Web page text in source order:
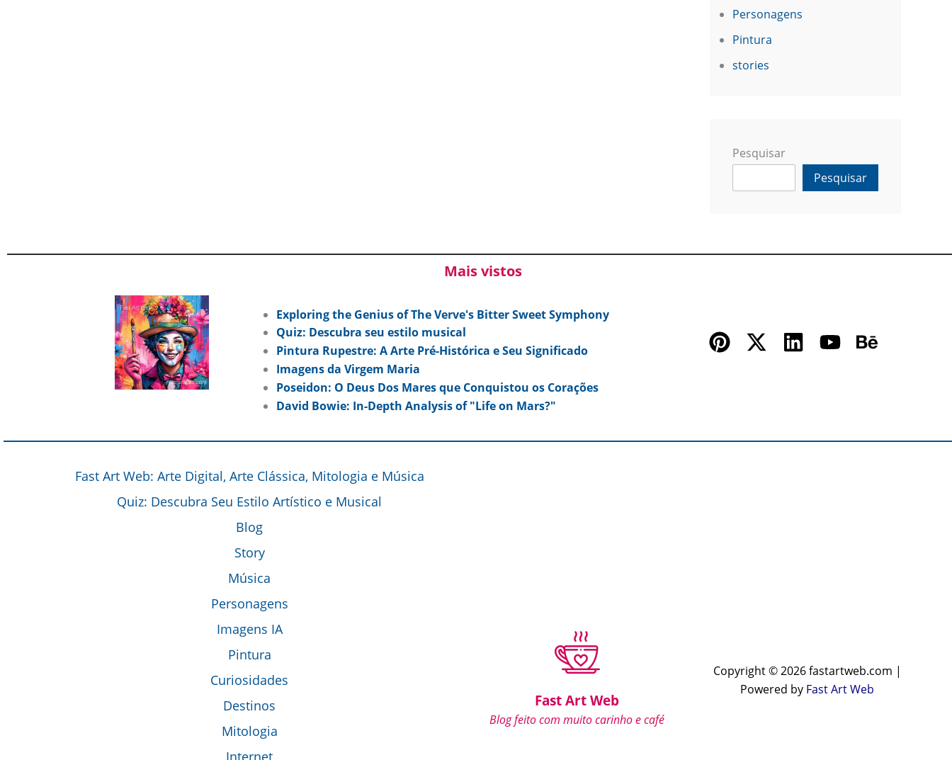
Personagens
Pintura
stories
Pesquisar
Pesquisar
Mais vistos
Exploring the Genius of The Verve's Bitter Sweet Symphony
Quiz: Descubra seu estilo musical
Pintura Rupestre: A Arte Pré-Histórica e Seu Significado
Imagens da Virgem Maria
Poseidon: O Deus Dos Mares que Conquistou os Corações
David Bowie: In-Depth Analysis of "Life on Mars?"
Fast Art Web: Arte Digital, Arte Clássica, Mitologia e Música
Quiz: Descubra Seu Estilo Artístico e Musical
Blog
Story
Música
Personagens
Imagens IA
Pintura
Curiosidades
Destinos
Mitologia
Internet
Fast Art Web
Blog feito com muito carinho e café
Copyright © 2026 fastartweb.com |
Powered by Fast Art Web